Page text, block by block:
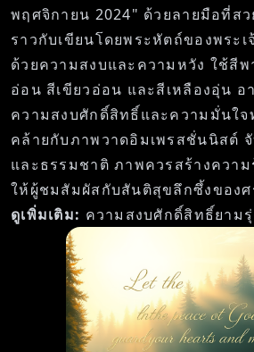
พฤศจิกายน 2024" ด้วยลายมือที่ส
ราวกับเขียนโดยพระหัตถ์ของพระ
ด้วยความสงบและความหวัง ใช้สี
อ่อน สีเขียวอ่อน และสีเหลืองอุ่น
ความสงบศักดิ์สิทธิ์และความมั่นใ
คล้ายกับภาพวาดอิมเพรสชั่นนิสต์
และธรรมชาติ ภาพควรสร้างควา
ให้ผู้ชมสัมผัสกับสันติสุขลึกซึ้งของศ
ดูเพิ่มเติม: ความสงบศักดิ์สิทธิ์ยาม